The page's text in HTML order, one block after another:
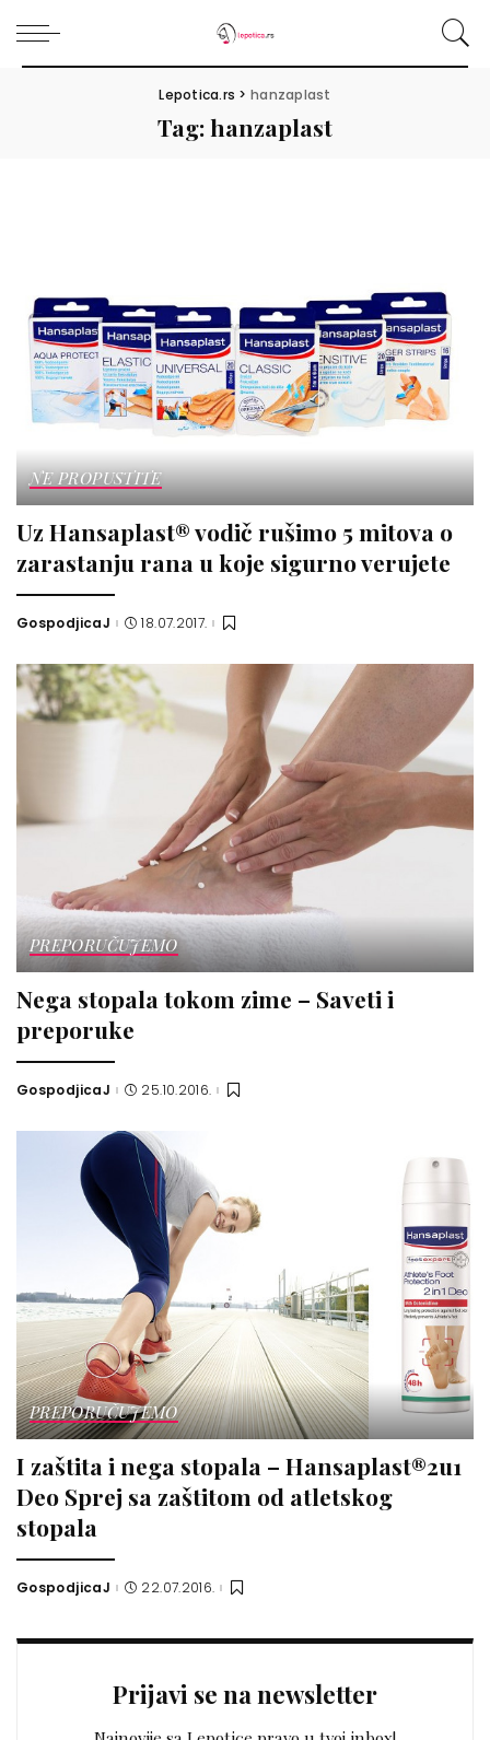
Lepotica.rs > hanzaplast
Tag:hanzaplast
NE PROPUSTITE
Uz Hansaplast® vodič rušimo 5 mitova o
zarastanju rana u koje sigurno verujete
Posted
GospodjicaJ 18.07.2017.
PREPORUČUJEMO
Nega stopala tokom zime – Saveti i
preporuke
Posted
GospodjicaJ 25.10.2016.
PREPORUČUJEMO
I zaštita i nega stopala – Hansaplast®2u1
Deo Sprej sa zaštitom od atletskog
stopala
Posted
GospodjicaJ 22.07.2016.
Prijavi se na newsletter